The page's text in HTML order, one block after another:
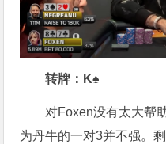
转牌：K♠
对Foxen没有太大帮
为丹牛的一对3并不强。